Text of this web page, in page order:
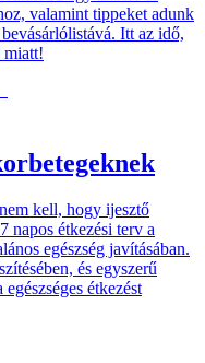
valamint tippeket adunk
Itt az idő,
miatt!
kell, hogy ijesztő
napos étkezési terv a
egészség javításában.
és egyszerű
étkezést